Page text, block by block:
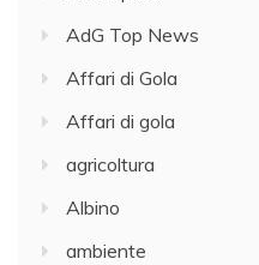
AdG Top News
Affari di Gola
Affari di gola
agricoltura
Albino
ambiente